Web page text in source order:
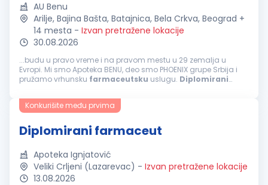
AU Benu
Arilje, Bajina Bašta, Batajnica, Bela Crkva, Beograd +
14 mesta - Izvan pretražene lokacije
30.08.2026
...budu u pravo vreme i na pravom mestu u 29 zemalja u
Evropi. Mi smo Apoteka BENU, deo smo PHOENIX grupe Srbija i
pružamo vrhunsku farmaceutsku uslugu. Diplomirani
Brestovac, Kačarevo, Bela...
Konkurišite među prvima
Diplomirani farmaceut
Apoteka Ignjatović
Veliki Crljeni (Lazarevac) - Izvan pretražene lokacije
13.08.2026